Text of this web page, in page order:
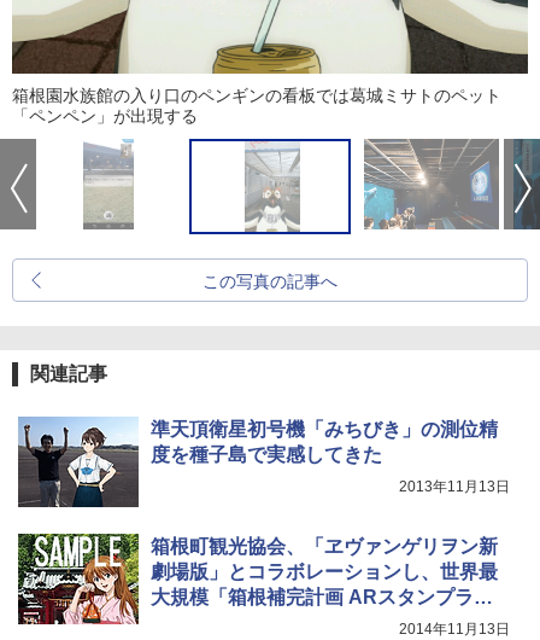
箱根園水族館の入り口のペンギンの看板では葛城ミサトのペット
「ペンペン」が出現する
この写真の記事へ
関連記事
準天頂衛星初号機「みちびき」の測位精
度を種子島で実感してきた
2013年11月13日
箱根町観光協会、「ヱヴァンゲリヲン新
劇場版」とコラボレーションし、世界最
大規模「箱根補完計画 ARスタンプラリ
2014年11月13日